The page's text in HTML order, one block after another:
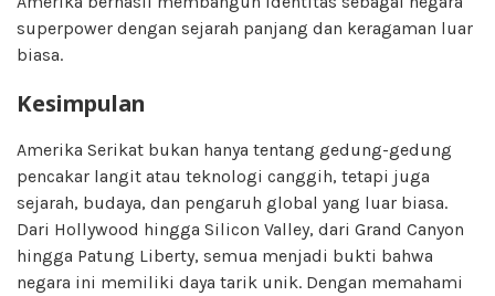
superpower dengan sejarah panjang dan keragaman luar
biasa.
Kesimpulan
Amerika Serikat bukan hanya tentang gedung-gedung
pencakar langit atau teknologi canggih, tetapi juga
sejarah, budaya, dan pengaruh global yang luar biasa.
Dari Hollywood hingga Silicon Valley, dari Grand Canyon
hingga Patung Liberty, semua menjadi bukti bahwa
negara ini memiliki daya tarik unik. Dengan memahami